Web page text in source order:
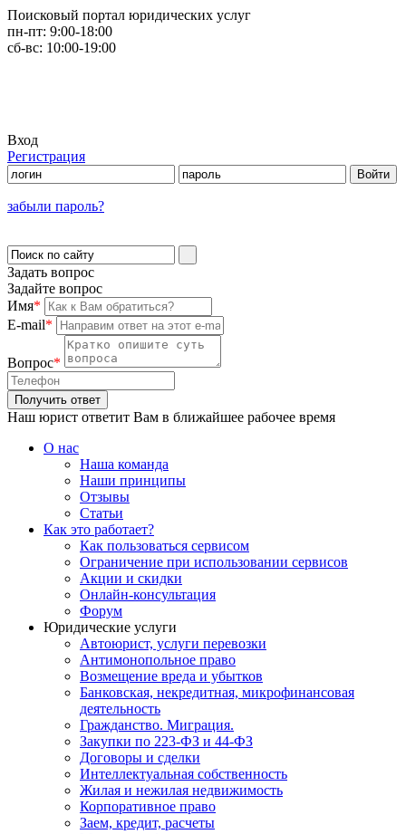
Поисковый портал юридических услуг
пн-пт: 9:00-18:00
сб-вс: 10:00-19:00
Вход
Регистрация
забыли пароль?
Задать вопрос
Задайте вопрос
Имя*
E-mail*
Вопрос*
Наш юрист ответит Вам в ближайшее рабочее время
О нас
Наша команда
Наши принципы
Отзывы
Статьи
Как это работает?
Как пользоваться сервисом
Ограничение при использовании сервисов
Акции и скидки
Онлайн-консультация
Форум
Юридические услуги
Автоюрист, услуги перевозки
Антимонопольное право
Возмещение вреда и убытков
Банковская, некредитная, микрофинансовая
деятельность
Гражданство. Миграция.
Закупки по 223-ФЗ и 44-ФЗ
Договоры и сделки
Интеллектуальная собственность
Жилая и нежилая недвижимость
Корпоративное право
Заем, кредит, расчеты